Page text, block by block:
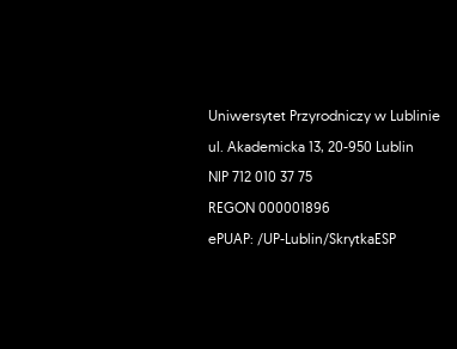
Uniwersytet Przyrodniczy w Lublinie
ul. Akademicka 13, 20-950 Lublin
NIP 712 010 37 75
REGON 000001896
ePUAP: /UP-Lublin/SkrytkaESP